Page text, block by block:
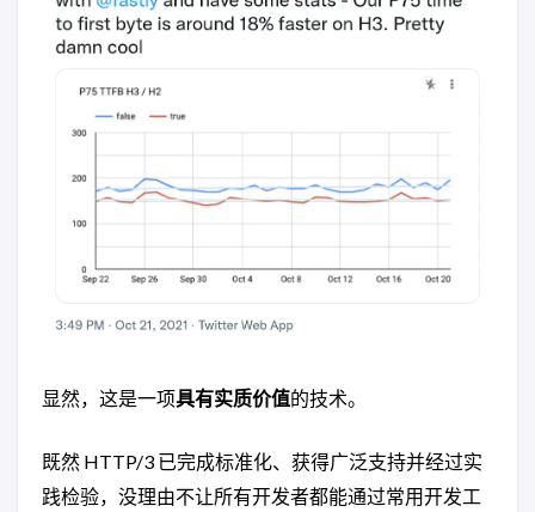
显然，这是一项具有实质价值的技术。
既然 HTTP/3 已完成标准化、获得广泛支持并经过实
践检验，没理由不让所有开发者都能通过常用开发工